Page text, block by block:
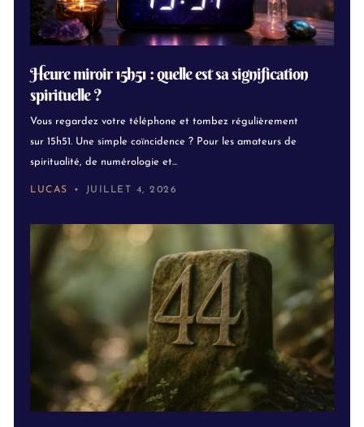
Heure miroir 15h51 : quelle est sa signification
spirituelle ?
Vous regardez votre téléphone et tombez régulièrement
sur 15h51. Une simple coïncidence ? Pour les amateurs de
spiritualité, de numérologie et...
LUCAS JUILLET 4, 2026